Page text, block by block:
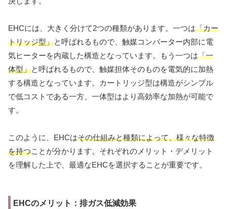
EHCには、大きく分けて2つの種類があります。一つは「カー
トリッジ型」と呼ばれるもので、触媒コンバーター内部に電
気ヒーターを内蔵した構造となっています。もう一つは「一
体型」と呼ばれるもので、触媒担体そのものを電気的に加熱
する構造となっています。カートリッジ型は構造がシンプル
で低コストである一方、一体型はより高効率な加熱が可能で
す。
このように、EHCはその仕組みと種類によって、様々な特徴
を持つことが分かります。それぞれのメリット・デメリット
を理解した上で、最適なEHCを選択することが重要です。
EHCのメリット：排ガス低減効果